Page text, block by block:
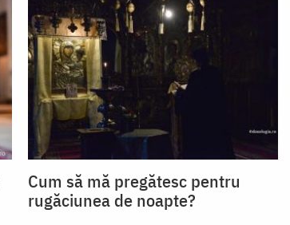
Cum să mă pregătesc pentru
rugăciunea de noapte?